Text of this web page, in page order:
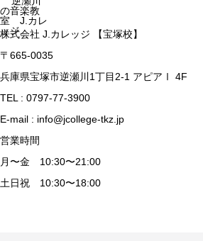
株式会社 J.カレッジ 【宝塚校】
〒665-0035
兵庫県宝塚市逆瀬川1丁目2-1 アピアⅠ 4F
TEL : 0797-77-3900
E-mail : info@jcollege-tkz.jp
営業時間
月〜金 10:30〜21:00
土日祝 10:30〜18:00